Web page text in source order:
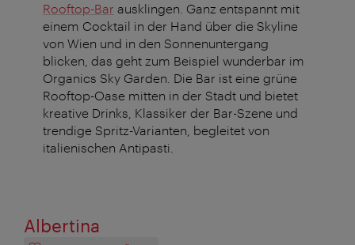
Rooftop-Bar ausklingen. Ganz entspannt mit
einem Cocktail in der Hand über die Skyline
von Wien und in den Sonnenuntergang
blicken, das geht zum Beispiel wunderbar im
Organics Sky Garden. Die Bar ist eine grüne
Rooftop-Oase mitten in der Stadt und bietet
kreative Drinks, Klassiker der Bar-Szene und
trendige Spritz-Varianten, begleitet von
italienischen Antipasti.
Albertina